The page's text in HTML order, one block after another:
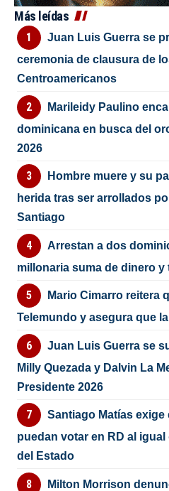
Más leídas
Juan Luis Guerra se
ceremonia de clausura de
Centroamericanos
Marileidy Paulino
dominicana en busca del
2026
Hombre muere y su
herida tras ser arrollados
Santiago
Arrestan a dos
millonaria suma de dinero y
Mario Cimarro reitera
Telemundo y asegura que
Juan Luis Guerra se
Milly Quezada y Dalvin La
Presidente 2026
Santiago Matías
puedan votar en RD al
del Estado
Milton Morrison